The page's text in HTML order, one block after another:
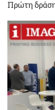
Πρώτη